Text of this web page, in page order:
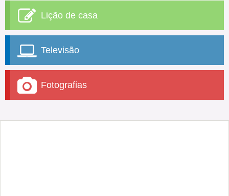
Lição de casa
Televisão
Fotografias